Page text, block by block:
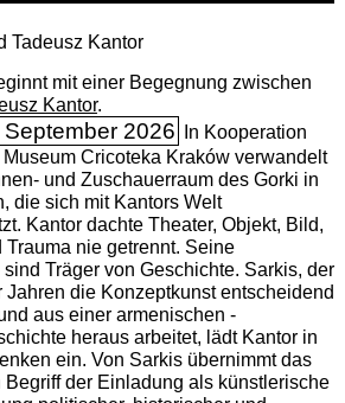
Tadeusz Kantor
mit einer Begegnung zwischen
Kantor.
2026
In Kooperation
Cricoteka Kraków verwandelt
und Zuschauerraum des Gorki in
die sich mit Kantors Welt
Kantor dachte Theater, Objekt, Bild,
Trauma nie getrennt. Seine
Träger von Geschichte. Sarkis, der
Jahren die Konzeptkunst entscheidend
aus einer armenischen
heraus arbeitet, lädt Kantor in
ein. Von Sarkis übernimmt das
Begriff der Einladung als künstlerische